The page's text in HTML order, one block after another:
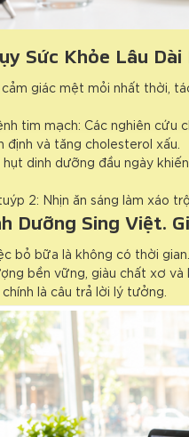
Sức Khỏe Lâu
giác mệt mỏi nhất thời,
tim mạch: Các nghiên
định và tăng cholesterol xấu.
hụt dinh dưỡng đầu ngày
2: Nhịn ăn sáng làm xáo
Dưỡng Sing Việt:
bỏ bữa là không có thời
bền vững, giàu chất xơ
chính là câu trả lời lý tưởng.